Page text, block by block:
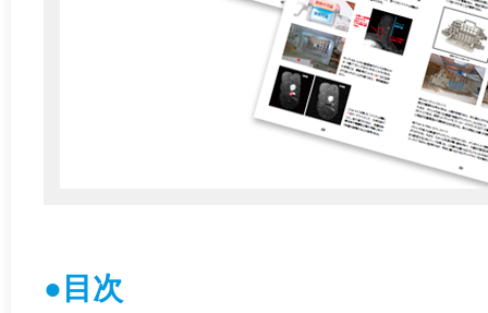
●目次